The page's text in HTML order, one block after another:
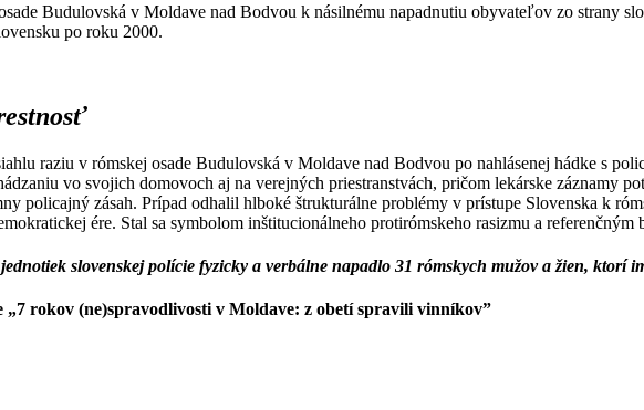
Budulovská v Moldave nad Bodvou k násilnému napadnutiu obyvateľov zo strany
po roku 2000.
raziu v rómskej osade Budulovská v Moldave nad Bodvou po nahlásenej hádke s
vo svojich domovoch aj na verejných priestranstvách, pričom lekárske záznamy
policajný zásah. Prípad odhalil hlboké štrukturálne problémy v prístupe Slovenska k
ére. Stal sa symbolom inštitucionálneho protirómskeho rasizmu a
slovenskej polície fyzicky a verbálne napadlo 31 rómskych mužov a žien, ktorí
rokov (ne)spravodlivosti v Moldave: z obetí spravili vinníkov”